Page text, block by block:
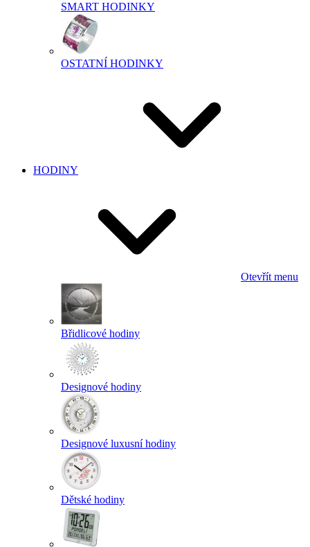
SMART HODINKY
OSTATNÍ HODINKY
HODINY
Otevřít menu
Břidlicové hodiny
Designové hodiny
Designové luxusní hodiny
Dětské hodiny